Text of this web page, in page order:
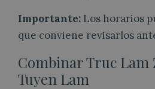
Importante: Los horarios
que conviene revisarlos
Combinar Truc Lam
Tuyen Lam